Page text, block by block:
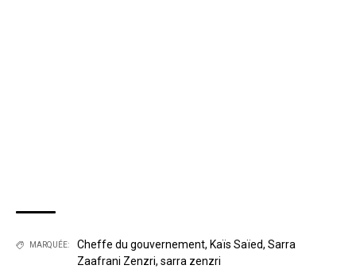
MARQUÉE: Cheffe du gouvernement, Kaïs Saïed, Sarra
Zaafrani Zenzri, sarra zenzri